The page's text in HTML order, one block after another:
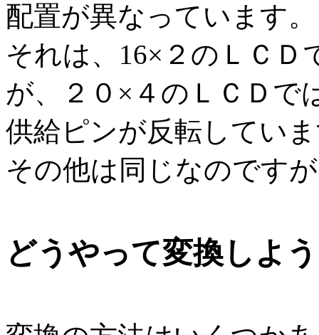
配置が異なっています。
それは、16×２のＬＣＤ
が、２０×４のＬＣＤで
供給ピンが反転してい
その他は同じなのです
どうやって変換しよ